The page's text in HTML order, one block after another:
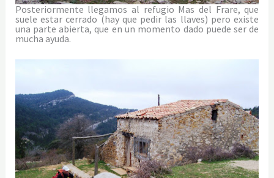
Posteriormente llegamos al refugio Mas del Frare, que
suele estar cerrado (hay que pedir las llaves) pero existe
una parte abierta, que en un momento dado puede ser de
mucha ayuda.